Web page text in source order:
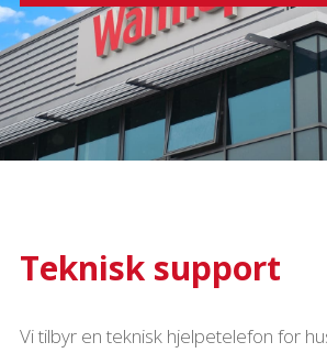
Teknisk support
Vi tilbyr en teknisk hjelpetelefon for